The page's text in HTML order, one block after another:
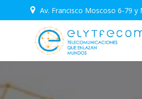
al
Av. Francisco Moscoso 6-79 y